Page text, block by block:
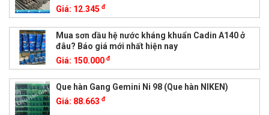
Giá: 12.345 đ
Mua sơn dầu hệ nước kháng khuẩn Cadin A140 ở
đâu? Báo giá mới nhất hiện nay
Giá: 150.000 đ
Que hàn Gang Gemini Ni 98 (Que hàn NIKEN)
Giá: 88.663 đ